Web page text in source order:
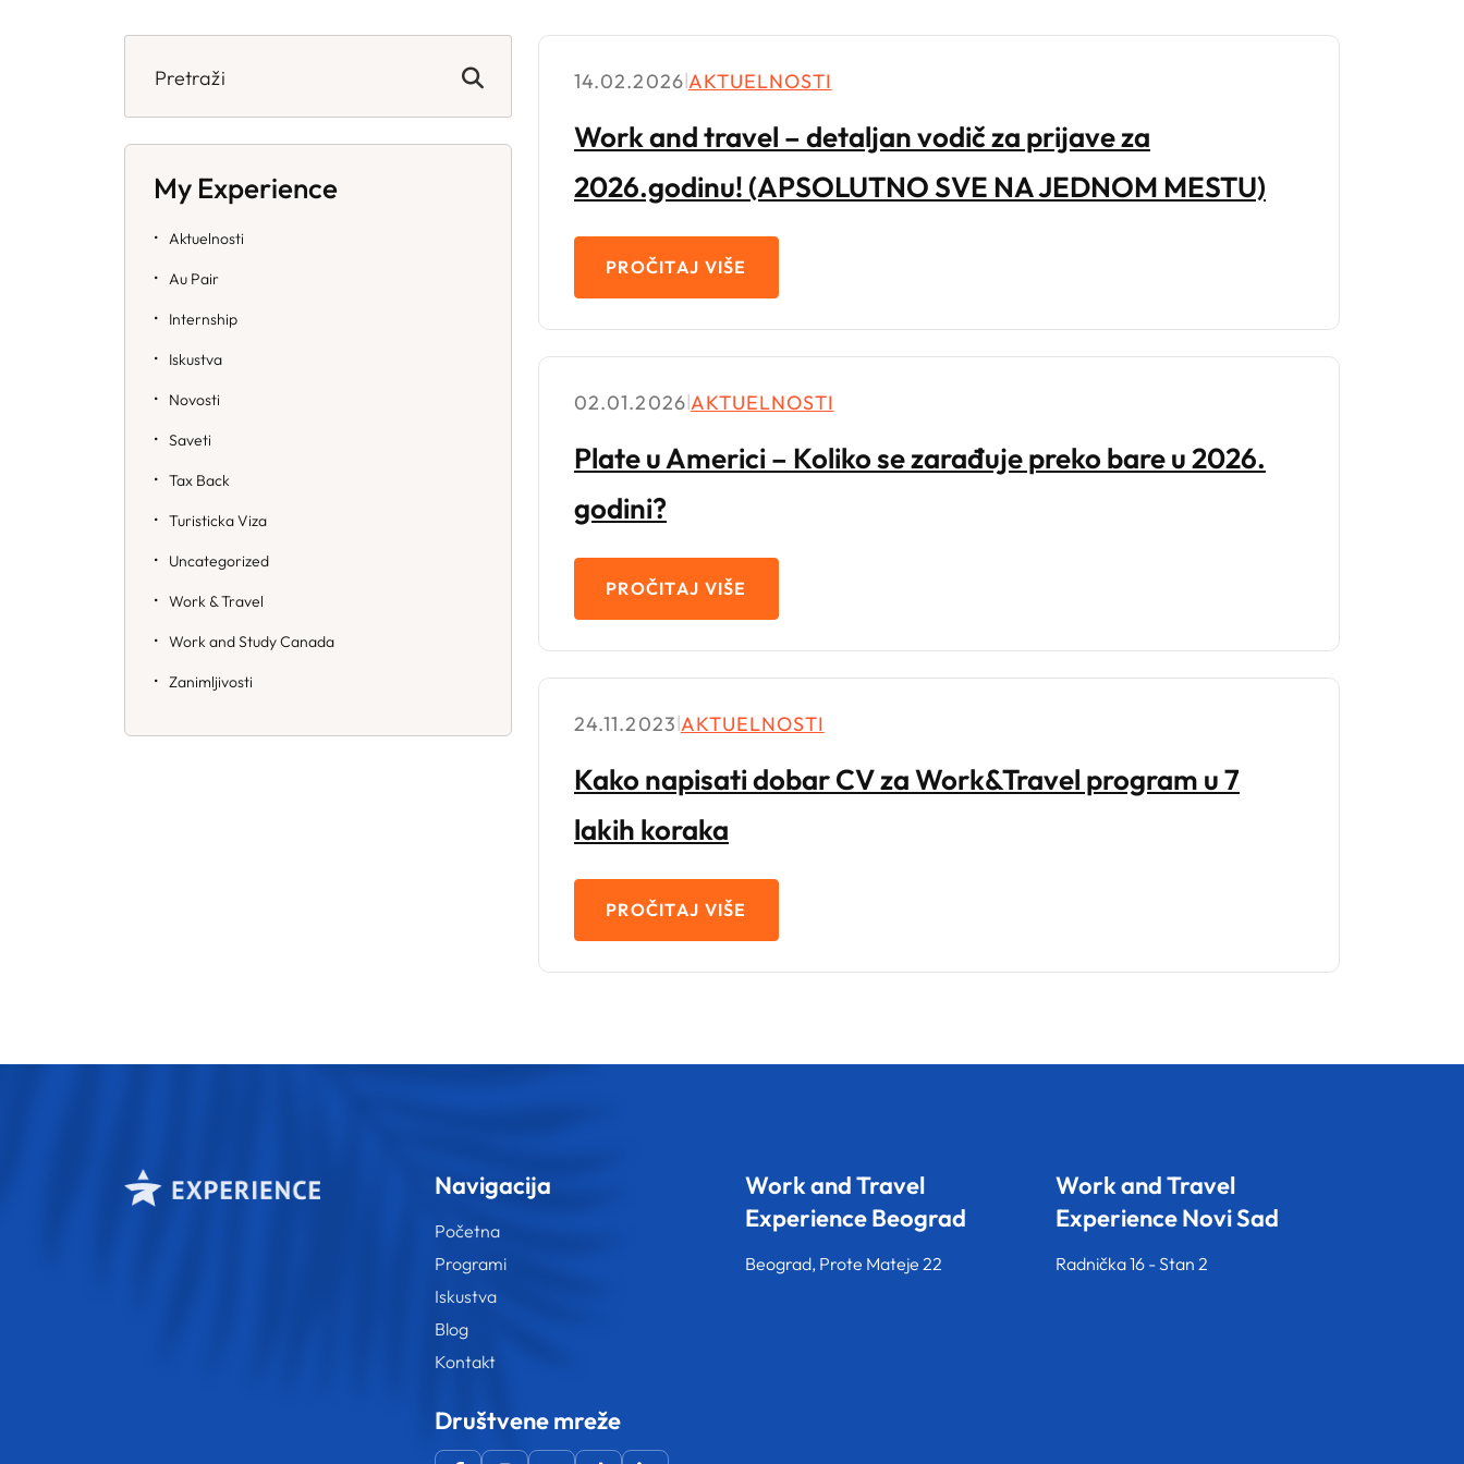
My Experience
Aktuelnosti
Au Pair
Internship
Iskustva
Novosti
Saveti
Tax Back
Turisticka Viza
Uncategorized
Work & Travel
Work and Study Canada
Zanimljivosti
14.02.2026|AKTUELNOSTI
Work and travel – detaljan vodič za prijave za
2026.godinu! (APSOLUTNO SVE NA JEDNOM MESTU)
PROČITAJ VIŠE
02.01.2026|AKTUELNOSTI
Plate u Americi – Koliko se zarađuje preko bare u 2026.
godini?
PROČITAJ VIŠE
24.11.2023 |AKTUELNOSTI
Kako napisati dobar CV za Work&Travel program u 7
lakih koraka
PROČITAJ VIŠE
Navigacija
Početna
Programi
Iskustva
Blog
Kontakt
Društvene mreže
Work and Travel
Experience Beograd
Beograd, Prote Mateje 22
Work and Travel
Experience Novi Sad
Radnička 16 - Stan 2